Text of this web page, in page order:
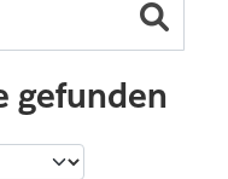
gefunden